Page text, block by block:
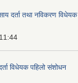
दर्ता तथा नविकरण विधेयक
विधेयक पहिलो संशोधन